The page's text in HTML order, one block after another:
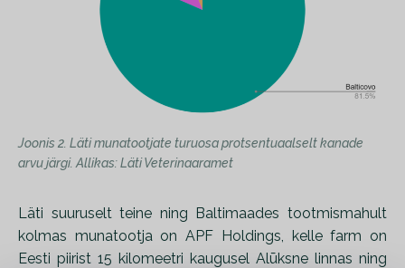
Joonis 2. Läti munatootjate turuosa protsentuaalselt kanade
arvu järgi. Allikas: Läti Veterinaaramet
Läti suuruselt teine ning Baltimaades tootmismahult
kolmas munatootja on APF Holdings, kelle farm on
Eesti piirist 15 kilomeetri kaugusel Alūksne linnas ning